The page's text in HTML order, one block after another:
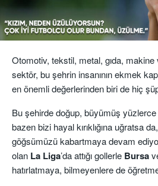
Otomotiv, tekstil, metal, gıda,
sektör, bu şehrin insanının ekmek
en önemli değerlerinden biri de hiç
Bu şehirde doğup, büyümüş
bazen bizi hayal kırıklığına uğratsa
göğsümüzü kabartmaya devam
olan La Liga’da attığı gollerle Bursa
hatırlatmaya, bilmeyenlere de